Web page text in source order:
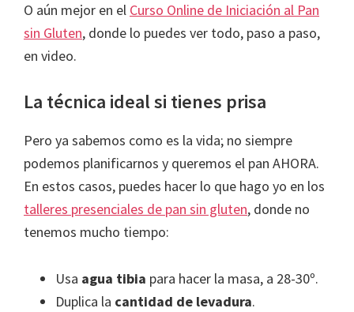
O aún mejor en el Curso Online de Iniciación al Pan
sin Gluten, donde lo puedes ver todo, paso a paso,
en video.
La técnica ideal si tienes prisa
Pero ya sabemos como es la vida; no siempre
podemos planificarnos y queremos el pan AHORA.
En estos casos, puedes hacer lo que hago yo en los
talleres presenciales de pan sin gluten, donde no
tenemos mucho tiempo:
Usa agua tibia para hacer la masa, a 28-30º.
Duplica la cantidad de levadura.